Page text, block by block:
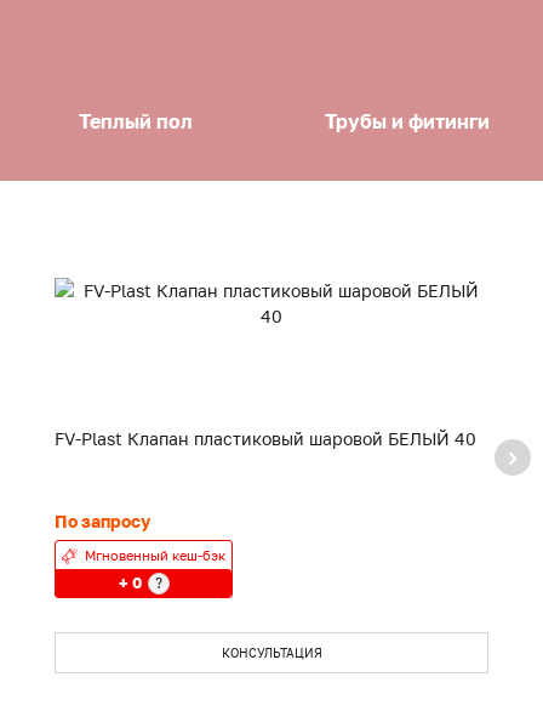
Теплый пол Трубы и фитинги
FV-Plast Клапан пластиковый шаровой БЕЛЫЙ 40
По запросу
Мгновенный кеш-бэк
+ 0 ?
КОНСУЛЬТАЦИЯ